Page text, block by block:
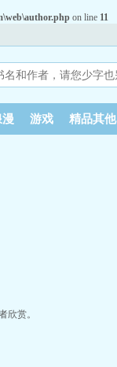
on line 11
游戏 精品其他
欣赏。